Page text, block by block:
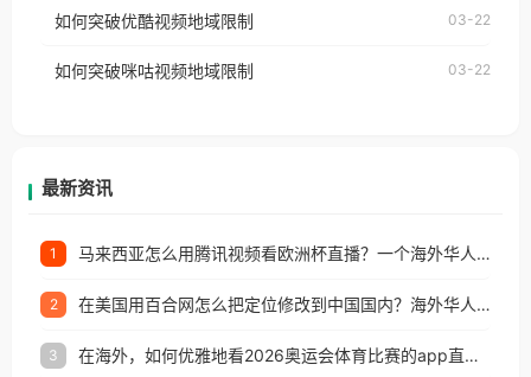
权限制所困扰。
制问题，且仅能在中国大陆地区播放。 遇到这个问题
户收听网易云音乐地区版权限制」的问题，无论人在
如何突破优酷视频地域限制 03-22
如何突破咪咕视频地域限制 03-22
最新资讯
1 马来西亚怎么用腾讯视频看欧洲杯直播？一个海外华人的真实困扰与破解
2 在美国用百合网怎么把定位修改到中国国内？海外华人必备的回国加速指南
3 在海外，如何优雅地看2026奥运会体育比赛的app直播？